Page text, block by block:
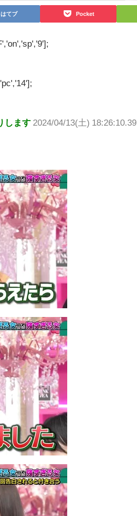
はてブ Pocket
します 2024/04/13(土) 18:26:10.39